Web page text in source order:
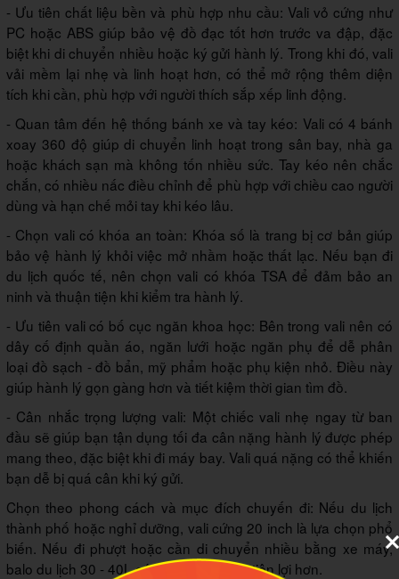
- Ưu tiên chất liệu bền và phù hợp nhu cầu: Vali vỏ cứng như
PC hoặc ABS giúp bảo vệ đồ đạc tốt hơn trước va đập, đặc
biệt khi di chuyển nhiều hoặc ký gửi hành lý. Trong khi đó, vali
vải mềm lại nhẹ và linh hoạt hơn, có thể mở rộng thêm diện
tích khi cần, phù hợp với người thích sắp xếp linh động.
- Quan tâm đến hệ thống bánh xe và tay kéo: Vali có 4 bánh
xoay 360 độ giúp di chuyển linh hoạt trong sân bay, nhà ga
hoặc khách sạn mà không tốn nhiều sức. Tay kéo nên chắc
chắn, có nhiều nấc điều chỉnh để phù hợp với chiều cao người
dùng và hạn chế mỏi tay khi kéo lâu.
- Chọn vali có khóa an toàn: Khóa số là trang bị cơ bản giúp
bảo vệ hành lý khỏi việc mở nhầm hoặc thất lạc. Nếu bạn đi
du lịch quốc tế, nên chọn vali có khóa TSA để đảm bảo an
ninh và thuận tiện khi kiểm tra hành lý.
- Ưu tiên vali có bố cục ngăn khoa học: Bên trong vali nên có
dây cố định quần áo, ngăn lưới hoặc ngăn phụ để dễ phân
loại đồ sạch - đồ bẩn, mỹ phẩm hoặc phụ kiện nhỏ. Điều này
giúp hành lý gọn gàng hơn và tiết kiệm thời gian tìm đồ.
- Cân nhắc trọng lượng vali: Một chiếc vali nhẹ ngay từ ban
đầu sẽ giúp bạn tận dụng tối đa cân nặng hành lý được phép
mang theo, đặc biệt khi đi máy bay. Vali quá nặng có thể khiến
bạn dễ bị quá cân khi ký gửi.
Chọn theo phong cách và mục đích chuyến đi: Nếu du lịch
thành phố hoặc nghỉ dưỡng, vali cứng 20 inch là lựa chọn phổ
biến. Nếu đi phượt hoặc cần di chuyển nhiều bằng xe máy,
balo du lịch 30 - 40L có thể linh hoạt và tiện lợi hơn.